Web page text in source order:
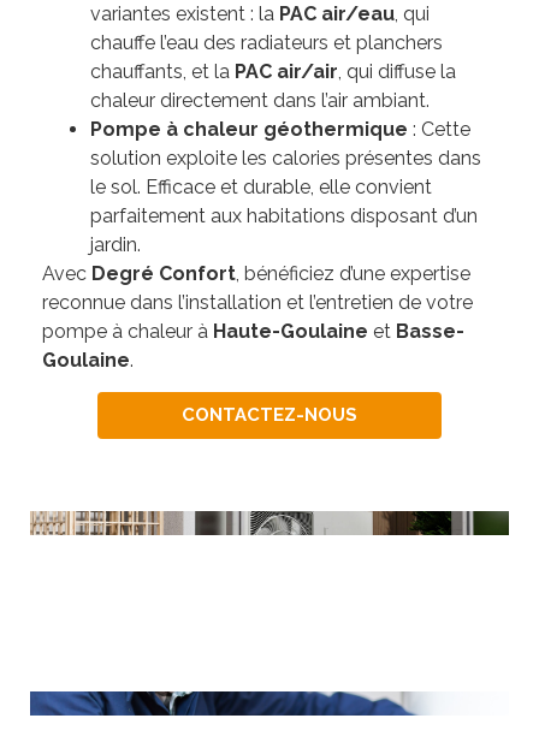
variantes existent : la PAC air/eau , qui
chauffe l’eau des radiateurs et planchers
chauffants, et la PAC air/air , qui diffuse la
chaleur directement dans l’air ambiant.
Pompe à chaleur géothermique : Cette
solution exploite les calories présentes dans
le sol. Efficace et durable, elle convient
parfaitement aux habitations disposant d’un
jardin.
Avec Degré Confort , bénéficiez d’une expertise
reconnue dans l’installation et l’entretien de votre
pompe à chaleur à Haute-Goulaine et Basse-
Goulaine.
CONTACTEZ-NOUS